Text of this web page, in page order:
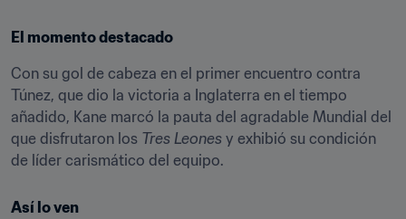
El momento destacado
Con su gol de cabeza en el primer encuentro contra
Túnez, que dio la victoria a Inglaterra en el tiempo
añadido, Kane marcó la pauta del agradable Mundial del
que disfrutaron los Tres Leones y exhibió su condición
de líder carismático del equipo.
Así lo ven